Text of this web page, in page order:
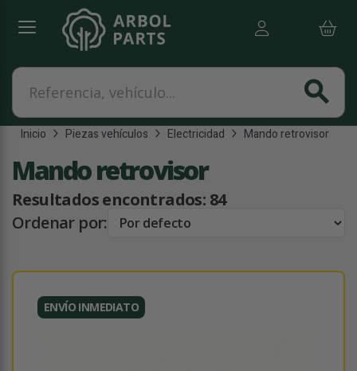
Referencia, vehículo...
search
Inicio Piezas vehículos Electricidad Mando retrovisor
Mando retrovisor
Resultados encontrados: 84
Ordenar por:
ENVÍO INMEDIATO